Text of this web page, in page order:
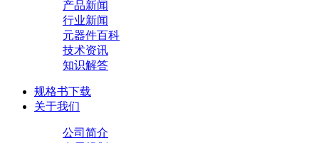
产品新闻
行业新闻
元器件百科
技术资讯
知识解答
规格书下载
关于我们
公司简介